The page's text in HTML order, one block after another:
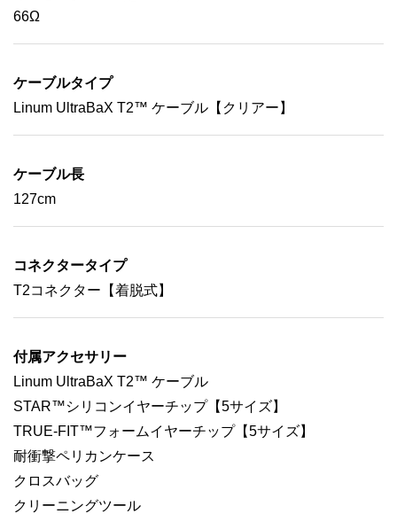
66Ω
ケーブルタイプ
Linum UltraBaX T2™ ケーブル【クリアー】
ケーブル長
127cm
コネクタータイプ
T2コネクター【着脱式】
付属アクセサリー
Linum UltraBaX T2™ ケーブル
STAR™シリコンイヤーチップ【5サイズ】
TRUE-FIT™フォームイヤーチップ【5サイズ】
耐衝撃ペリカンケース
クロスバッグ
クリーニングツール